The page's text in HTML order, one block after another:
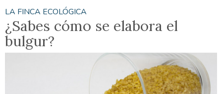
LA FINCA ECOLÓGICA
¿Sabes cómo se elabora el
bulgur?